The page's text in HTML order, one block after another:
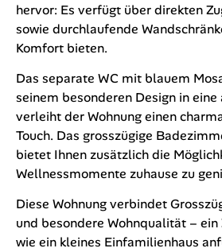
hervor: Es verfügt über direkten
sowie durchlaufende
Komfort bieten.
Das separate WC mit blauem
seinem besonderen Design in eine
verleiht der Wohnung einen
Touch. Das grosszügige
bietet Ihnen zusätzlich die
Wellnessmomente zuhause zu
Diese Wohnung verbindet
und besondere Wohnqualität – ein
wie ein kleines Einfamilienhaus